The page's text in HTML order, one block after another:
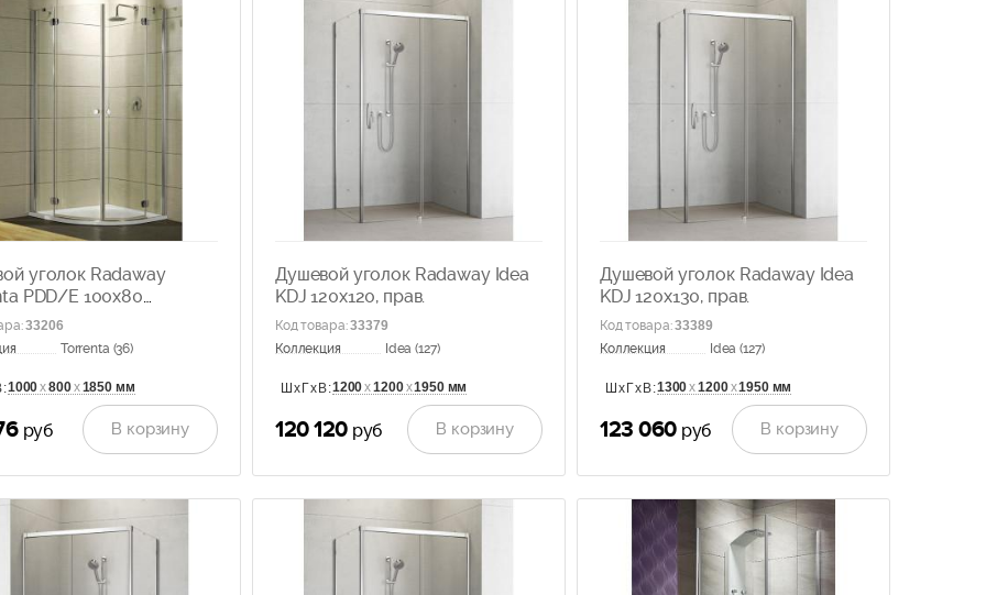
уголок Radaway
PDD/E 100x80
стекло 31640-01-
:33206
Torrenta (36)
1000х800х1850 мм
руб В корзину
Душевой уголок Radaway Idea
KDJ 120x120, прав.
Код товара:33379
Коллекция
Idea (127)
ШхГхВ:1200х1200х1950 мм
120 120 руб В корзину
Душевой уголок Radaway Idea
KDJ 120x130, прав.
Код товара:33389
Коллекция
Idea (127)
ШхГхВ:1300х1200х1950 мм
123 060 руб В корзину